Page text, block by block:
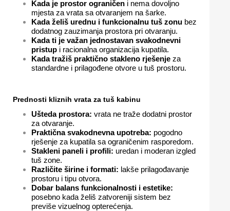
Kada je prostor ograničen i nema dovoljno
mjesta za vrata sa otvaranjem na šarke.
Kada želiš urednu i funkcionalnu tuš zonu bez
dodatnog zauzimanja prostora pri otvaranju.
Kada ti je važan jednostavan svakodnevni
pristup i racionalna organizacija kupatila.
Kada tražiš praktično stakleno rješenje za
standardne i prilagođene otvore u tuš prostoru.
Prednosti kliznih vrata za tuš kabinu
Ušteda prostora: vrata ne traže dodatni prostor
za otvaranje.
Praktična svakodnevna upotreba: pogodno
rješenje za kupatila sa ograničenim rasporedom.
Stakleni paneli i profili: uredan i moderan izgled
tuš zone.
Različite širine i formati: lakše prilagođavanje
prostoru i tipu otvora.
Dobar balans funkcionalnosti i estetike:
posebno kada želiš zatvoreniji sistem bez
previše vizuelnog opterećenja.